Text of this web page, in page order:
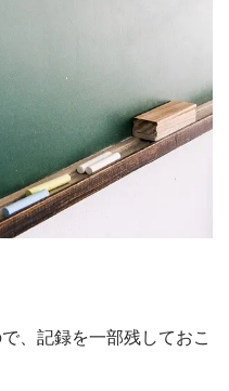
、記録を一部残しておこ